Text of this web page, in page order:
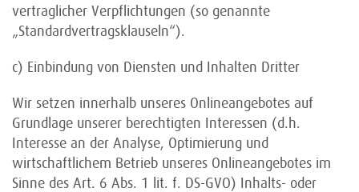
vertraglicher Verpflichtungen (so genannte
„Standardvertragsklauseln“).
c) Einbindung von Diensten und Inhalten Dritter
Wir setzen innerhalb unseres Onlineangebotes auf
Grundlage unserer berechtigten Interessen (d.h.
Interesse an der Analyse, Optimierung und
wirtschaftlichem Betrieb unseres Onlineangebotes im
Sinne des Art. 6 Abs. 1 lit. f. DS-GVO) Inhalts- oder